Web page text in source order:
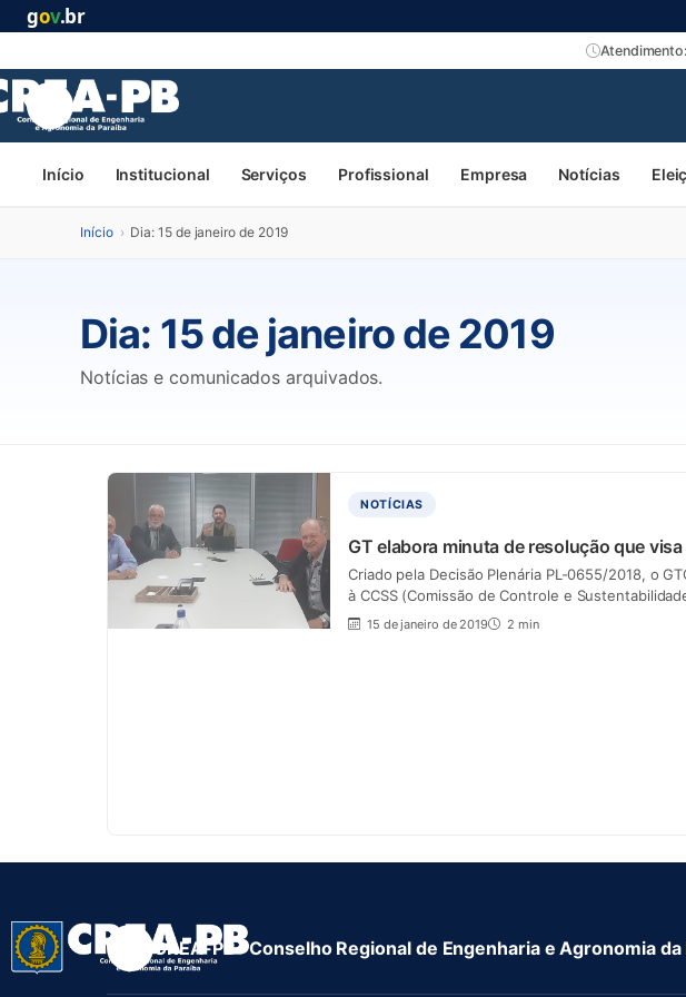
gov.br
Início Institucional Serviços Profissional Empresa Notícias
Início › Dia: 15 de janeiro de 2019
Dia: 15 de janeiro de 2019
Notícias e comunicados arquivados.
NOTÍCIAS
GT elabora minuta de resolução que
Criado pela Decisão Plenária PL-0655/2018, o
à CCSS (Comissão de Controle e
15 de janeiro de 2019 2 min
CREA-PB · Conselho Regional de Engenharia e Agronomia da